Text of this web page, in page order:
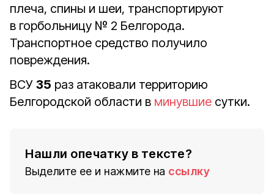
плеча, спины и шеи, транспортируют
в горбольницу № 2 Белгорода.
Транспортное средство получило
повреждения.
ВСУ 35 раз атаковали территорию
Белгородской области в минувшие сутки.
Нашли опечатку в тексте?
Выделите ее и нажмите на ссылку